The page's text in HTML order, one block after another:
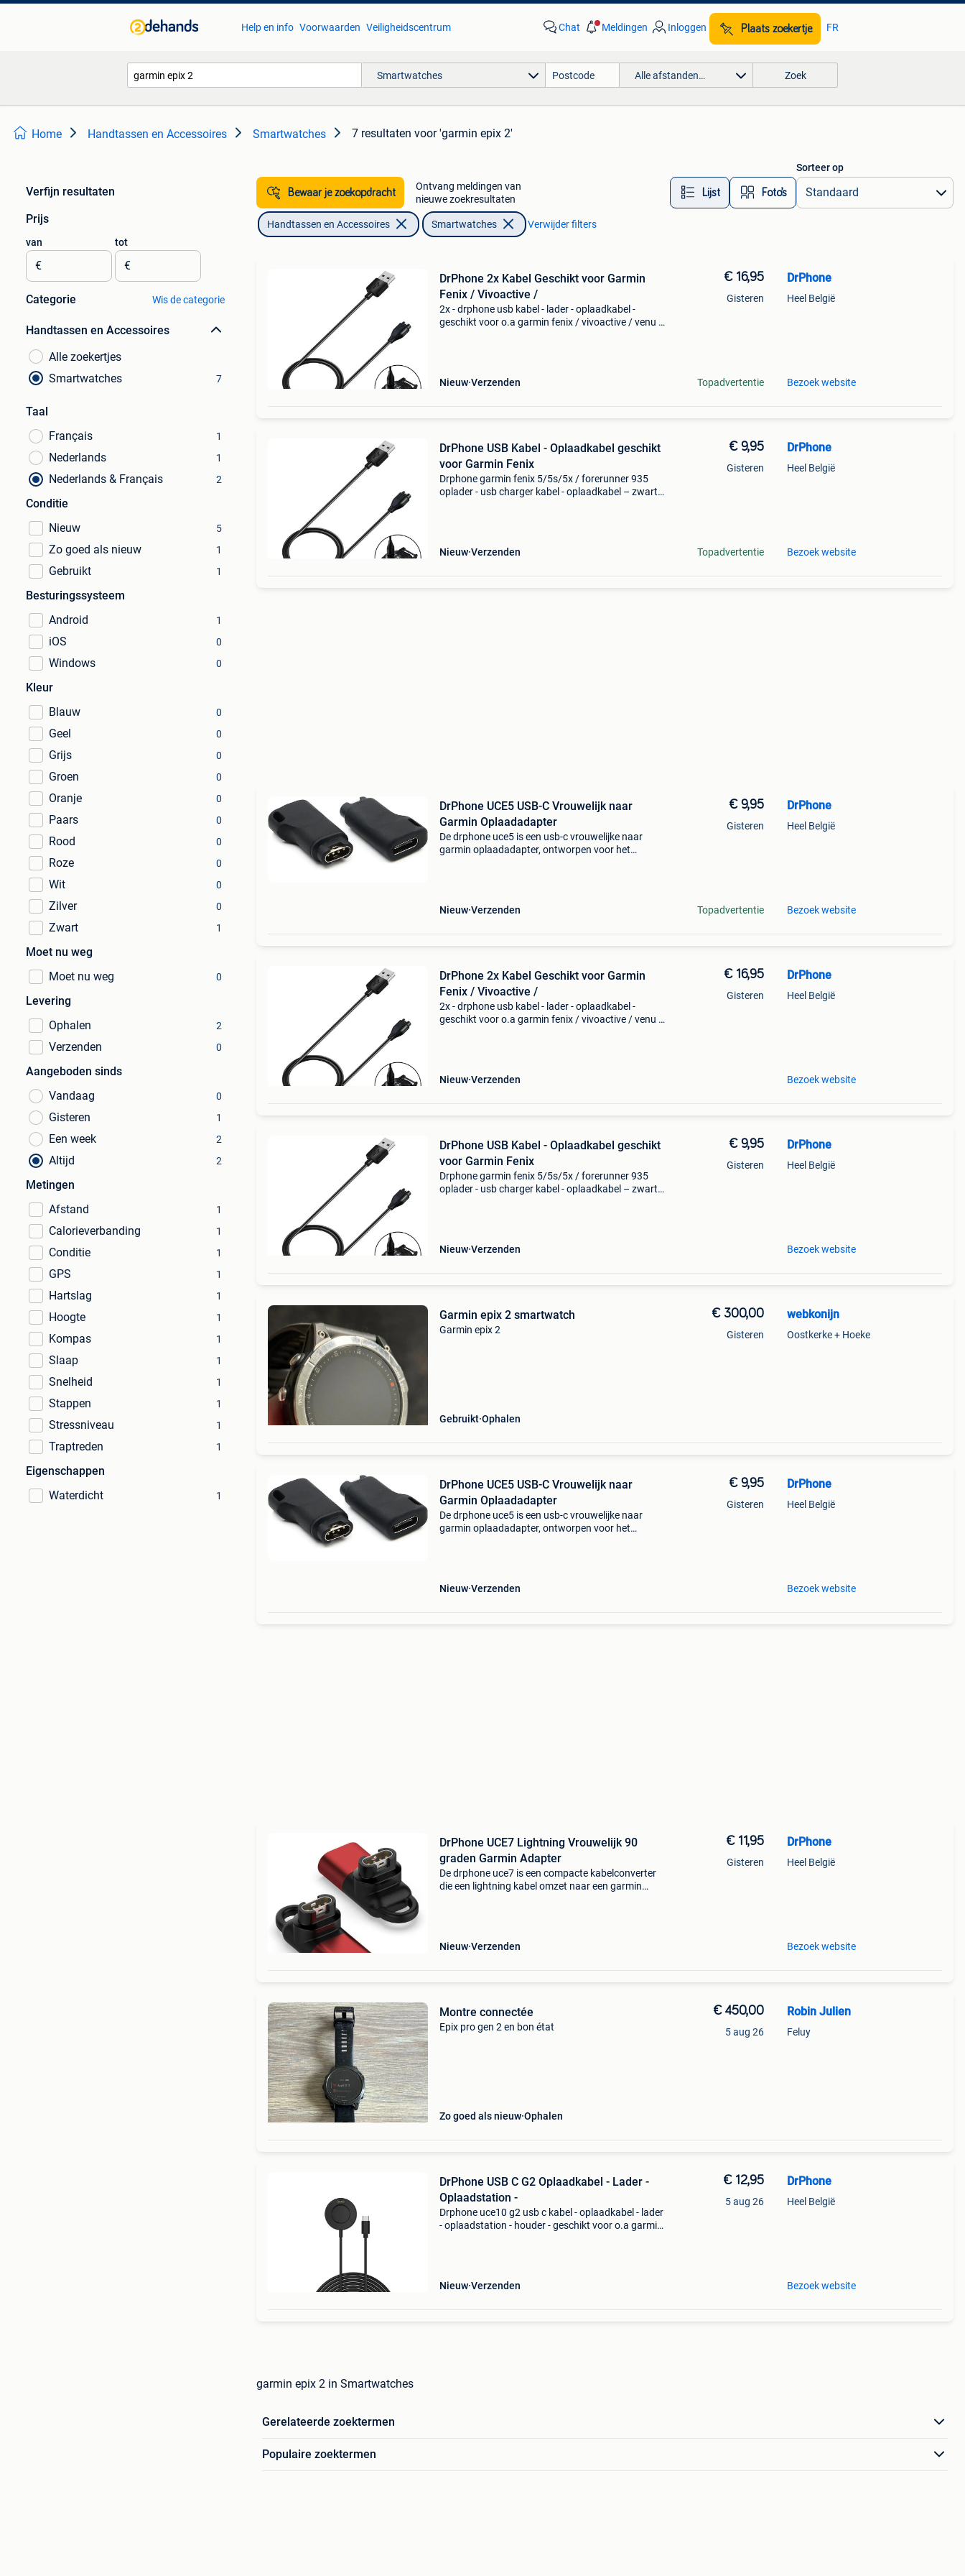
Help en info Voorwaarden Veiligheidscentrum Chat Meldingen Inloggen Plaats zoekertje FR
Smartwatches Alle afstanden… Zoek
Home Handtassen en Accessoires Smartwatches 7 resultaten voor 'garmin epix 2'
Verfijn resultaten
Prijs
van
€
tot
€
Categorie Wis de categorie
Handtassen en Accessoires
Alle zoekertjes
Smartwatches
7
Taal
Français
1
Nederlands 1
Nederlands & Français 2
Conditie
Nieuw
5
Zo goed als nieuw 1
Gebruikt 1
Besturingssysteem
Android
1
iOS 0
Windows 0
Kleur
Blauw
0
Geel 0
Grijs 0
Groen 0
Oranje 0
Paars 0
Rood 0
Roze 0
Wit 0
Zilver 0
Zwart 1
Moet nu weg
Moet nu weg
0
Levering
Ophalen
2
Verzenden 0
Aangeboden sinds
Vandaag
0
Gisteren 1
Een week 2
Altijd 2
Metingen
Afstand
1
Calorieverbanding 1
Conditie 1
GPS 1
Hartslag 1
Hoogte 1
Kompas 1
Slaap 1
Snelheid 1
Stappen 1
Stressniveau 1
Traptreden 1
Eigenschappen
Waterdicht
1
Bewaar je zoekopdracht
Ontvang meldingen van
nieuwe zoekresultaten
Lijst Foto’s
Sorteer op
Handtassen en Accessoires Smartwatches Verwijder filters
DrPhone 2x Kabel Geschikt voor Garmin
Fenix / Vivoactive /
2x - drphone usb kabel - lader - oplaadkabel -
geschikt voor o.a garmin fenix / vivoactive / venu /
Nieuw Verzenden
€ 16,95
Gisteren
Topadvertentie
DrPhone
Heel België
Bezoek website
DrPhone USB Kabel - Oplaadkabel geschikt
voor Garmin Fenix
Drphone garmin fenix 5/5s/5x / forerunner 935
oplader - usb charger kabel - oplaadkabel – zwart
Nieuw Verzenden
€ 9,95
Gisteren
Topadvertentie
DrPhone
Heel België
Bezoek website
DrPhone UCE5 USB-C Vrouwelijk naar
Garmin Oplaadadapter
De drphone uce5 is een usb-c vrouwelijke naar
garmin oplaadadapter, ontworpen voor het
Nieuw Verzenden
€ 9,95
Gisteren
Topadvertentie
DrPhone
Heel België
Bezoek website
DrPhone 2x Kabel Geschikt voor Garmin
Fenix / Vivoactive /
2x - drphone usb kabel - lader - oplaadkabel -
geschikt voor o.a garmin fenix / vivoactive / venu /
Nieuw Verzenden
€ 16,95
Gisteren
DrPhone
Heel België
Bezoek website
DrPhone USB Kabel - Oplaadkabel geschikt
voor Garmin Fenix
Drphone garmin fenix 5/5s/5x / forerunner 935
oplader - usb charger kabel - oplaadkabel – zwart
Nieuw Verzenden
€ 9,95
Gisteren
DrPhone
Heel België
Bezoek website
Garmin epix 2 smartwatch
Garmin epix 2
Gebruikt Ophalen
€ 300,00
Gisteren
webkonijn
Oostkerke + Hoeke
DrPhone UCE5 USB-C Vrouwelijk naar
Garmin Oplaadadapter
De drphone uce5 is een usb-c vrouwelijke naar
garmin oplaadadapter, ontworpen voor het
Nieuw Verzenden
€ 9,95
Gisteren
DrPhone
Heel België
Bezoek website
DrPhone UCE7 Lightning Vrouwelijk 90
graden Garmin Adapter
De drphone uce7 is een compacte kabelconverter
die een lightning kabel omzet naar een garmin
Nieuw Verzenden
€ 11,95
Gisteren
DrPhone
Heel België
Bezoek website
Montre connectée
Epix pro gen 2 en bon état
Zo goed als nieuw Ophalen
€ 450,00
5 aug 26
Robin Julien
Feluy
DrPhone USB C G2 Oplaadkabel - Lader -
Oplaadstation -
Drphone uce10 g2 usb c kabel - oplaadkabel - lader
- oplaadstation - houder - geschikt voor o.a garmin
Nieuw Verzenden
€ 12,95
5 aug 26
DrPhone
Heel België
Bezoek website
garmin epix 2 in Smartwatches
Gerelateerde zoektermen
Populaire zoektermen